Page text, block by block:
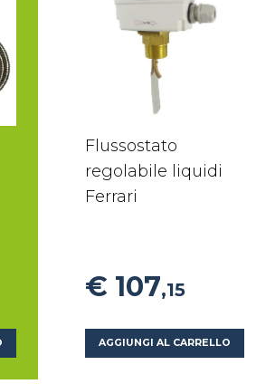
Flussostato
regolabile liquidi
Ferrari
€ 107,15
AGGIUNGI AL CARRELLO